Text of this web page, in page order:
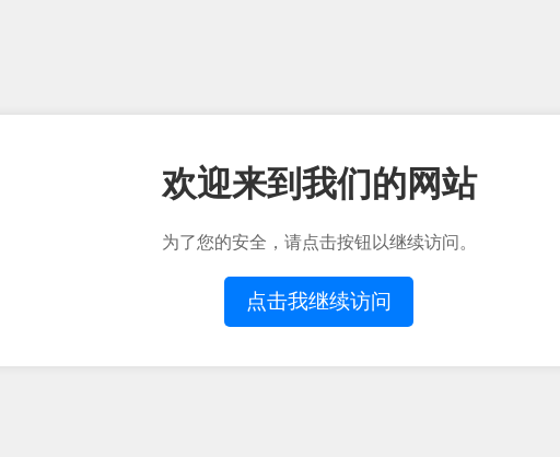
欢迎来到我们的网站
为了您的安全，请点击按钮以继续访问。